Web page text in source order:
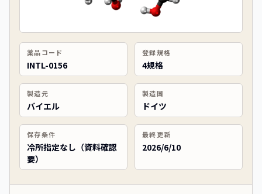
薬品コード
INTL-0156
登録規格
4規格
製造元
バイエル
製造国
ドイツ
保存条件
冷所指定なし（資料確認
要）
最終更新
2026/6/10